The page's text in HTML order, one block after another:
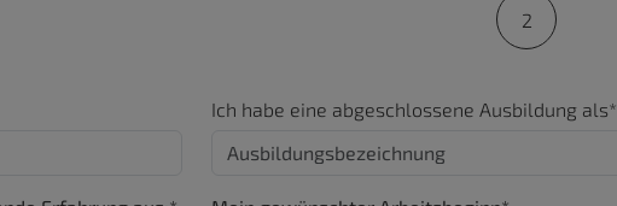
2
Ich habe eine abgeschlossene Ausbildung als*